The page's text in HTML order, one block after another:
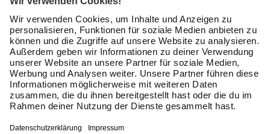
Mein Einverständnis kann ich jederzeit widerrufen.
Nach Bestätigung meines Einverständnisses erhalte
ich einen10 € Willkommensgutschein*.
Bitte beachte auch unsereDatenschutzhinweise.
JETZT ANMELDEN